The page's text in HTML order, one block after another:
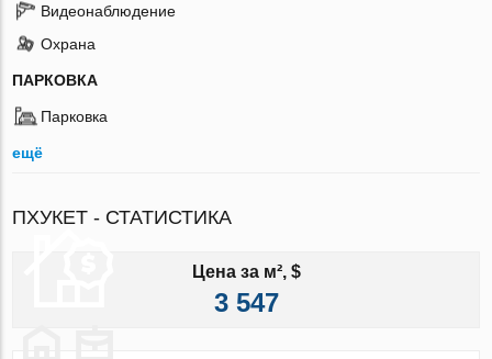
Видеонаблюдение
Охрана
ПАРКОВКА
Парковка
ещё
ПХУКЕТ - СТАТИСТИКА
Цена за м², $
3 547